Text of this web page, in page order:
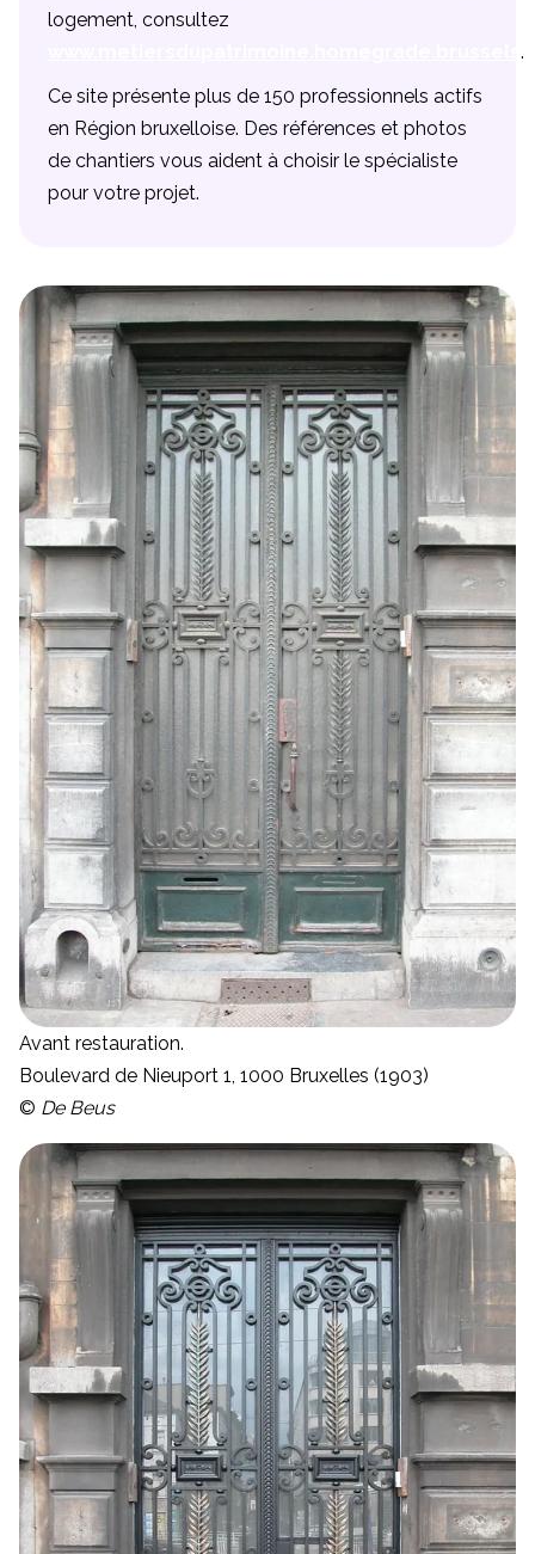
logement, consultez
.
Ce site présente plus de 150 professionnels actifs
en Région bruxelloise. Des références et photos
de chantiers vous aident à choisir le spécialiste
pour votre projet.
Avant restauration.
Boulevard de Nieuport 1, 1000 Bruxelles (1903)
© De Beus